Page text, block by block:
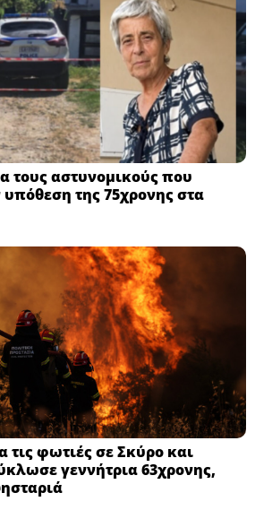
τους αστυνομικούς που
της 75χρονης στα
τις φωτιές σε Σκύρο και
γεννήτρια 63χρονης,